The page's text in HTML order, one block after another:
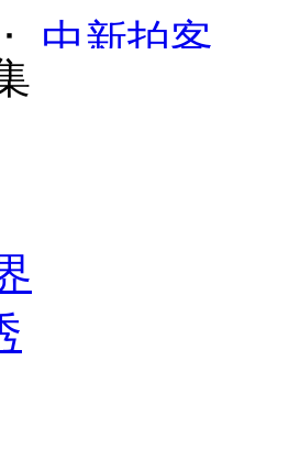
"公司回应:实为多年首次分红
财过亿
中新网网友拜年
人 警民合力深夜将其击毙
中新拍客